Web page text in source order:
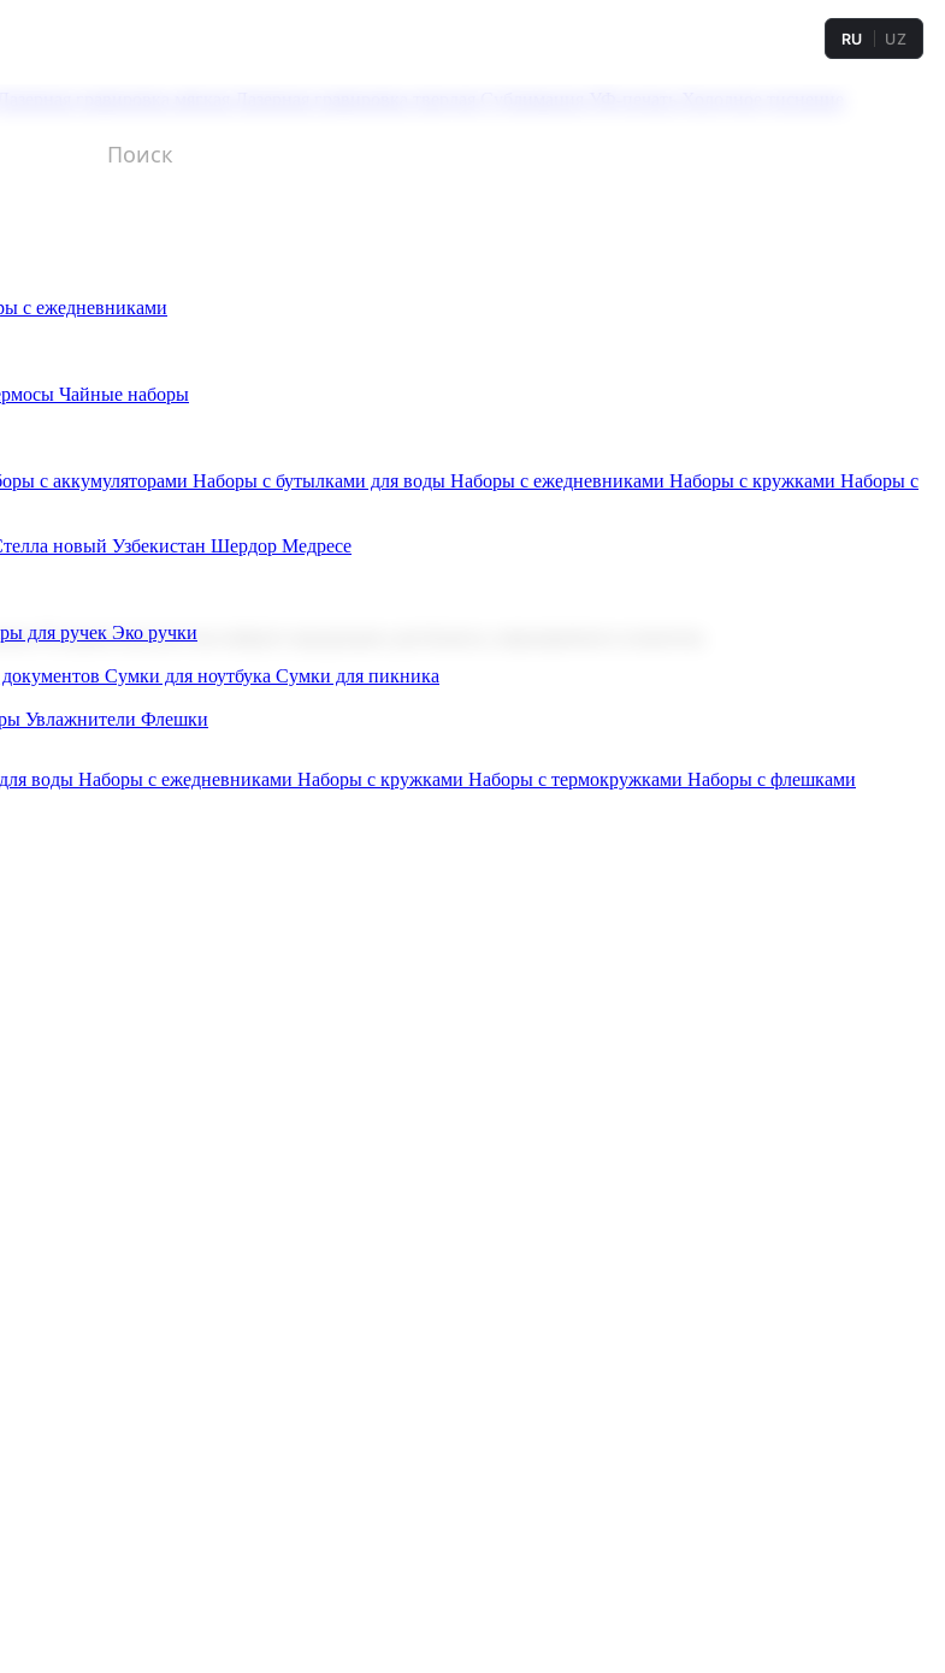
RU UZ
с ежедневниками
Чайные наборы
с аккумуляторами Наборы с бутылками для воды Наборы с ежедневниками Наборы с кружками Наборы с
новый Узбекистан Шердор Медресе
для ручек Эко ручки
Сумки для ноутбука Сумки для пикника
Увлажнители Флешки
В нашем каталоге вы найдете продукцию для бизнеса, мероприятия и клиентов.
воды Наборы с ежедневниками Наборы с кружками Наборы с термокружками Наборы с флешками